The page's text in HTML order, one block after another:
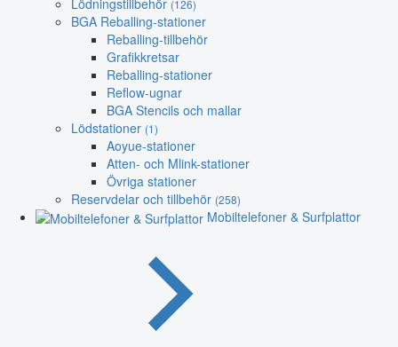
(126)
BGA Reballing-stationer
Reballing-tillbehör
Grafikkretsar
Reballing-stationer
Reflow-ugnar
BGA Stencils och mallar
Lödstationer (1)
Aoyue-stationer
Atten- och Mlink-stationer
Övriga stationer
Reservdelar och tillbehör (258)
Mobiltelefoner & Surfplattor